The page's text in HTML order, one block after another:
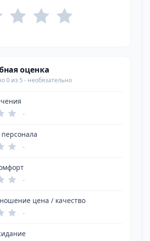
оценка
0 из 5 - необязательно
-
-
-
цена / качество
-